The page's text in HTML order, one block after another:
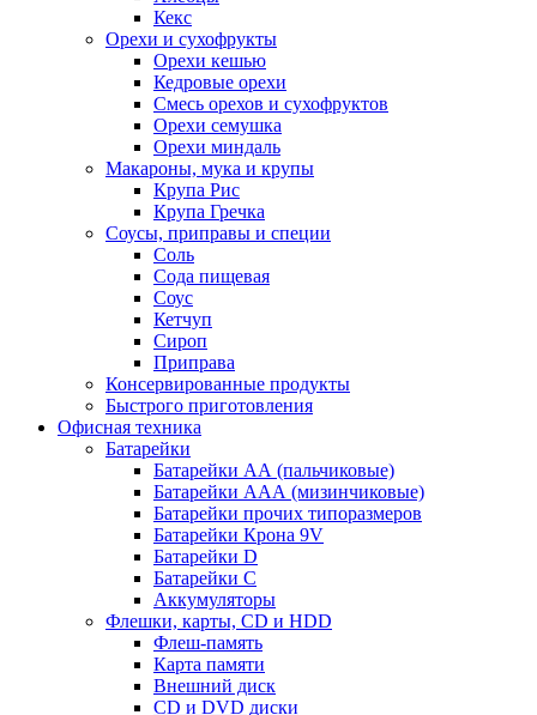
Кекс
Орехи и сухофрукты
Орехи кешью
Кедровые орехи
Смесь орехов и сухофруктов
Орехи семушка
Орехи миндаль
Макароны, мука и крупы
Крупа Рис
Крупа Гречка
Соусы, приправы и специи
Соль
Сода пищевая
Соус
Кетчуп
Сироп
Приправа
Консервированные продукты
Быстрого приготовления
Офисная техника
Батарейки
Батарейки АА (пальчиковые)
Батарейки ААА (мизинчиковые)
Батарейки прочих типоразмеров
Батарейки Крона 9V
Батарейки D
Батарейки С
Аккумуляторы
Флешки, карты, CD и HDD
Флеш-память
Карта памяти
Внешний диск
CD и DVD диски